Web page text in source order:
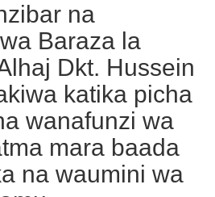
na
Baraza la
Dkt. Hussein
katika picha
wanafunzi wa
mara baada
na waumini wa